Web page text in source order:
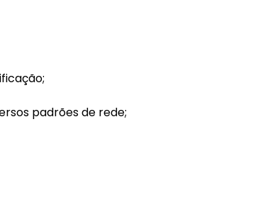
padrões de rede;